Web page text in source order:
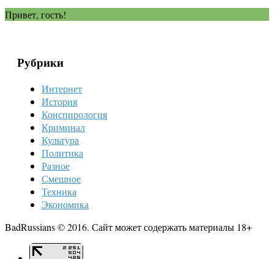
Привет, гость!
Рубрики
Интернет
История
Конспирология
Криминал
Культура
Политика
Разное
Смешное
Техника
Экономика
BadRussians © 2016. Сайт может содержать материалы 18+